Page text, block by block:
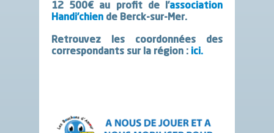
12 500€ au profit de l’association
Handi’chien de Berck-sur-Mer.
Retrouvez les coordonnées des
correspondants sur la région : ici.